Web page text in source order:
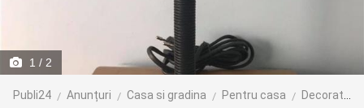
1 / 2
Publi24 Anunțuri Casa si gradina Pentru casa Decoratiuni interioare